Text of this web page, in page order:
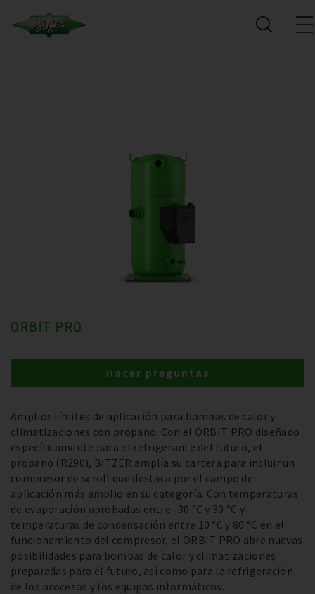
ORBIT PRO
Amplios límites de aplicación para bombas de calor y
climatizaciones con propano. Con el ORBIT PRO diseñado
específicamente para el refrigerante del futuro, el
propano (R290), BITZER amplía su cartera para incluir un
compresor de scroll que destaca por el campo de
aplicación más amplio en su categoría. Con temperaturas
de evaporación aprobadas entre -30 °C y 30 °C y
temperaturas de condensación entre 10 °C y 80 °C en el
funcionamiento del compresor, el ORBIT PRO abre nuevas
posibilidades para bombas de calor y climatizaciones
preparadas para el futuro, así como para la refrigeración
de los procesos y los equipos informáticos.
Hacer preguntas